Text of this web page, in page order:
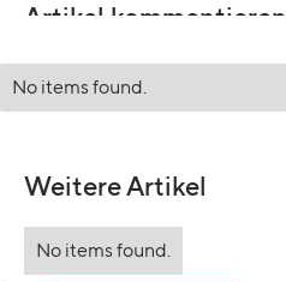
Artikel kommentieren
No items found.
Weitere Artikel
No items found.